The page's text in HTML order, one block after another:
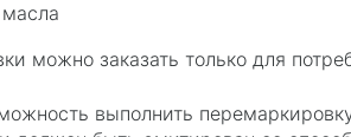
можно заказать только для
выполнить